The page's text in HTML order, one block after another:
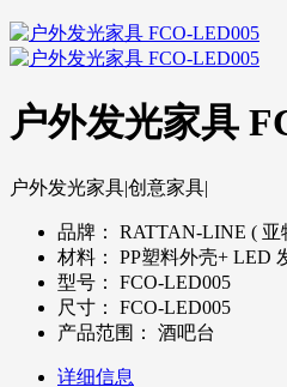
户外发光家具
户外发光家具|创意家具|
品牌：
RATTAN-LINE ( 亚
材料：
PP塑料外壳+ LED
型号：
FCO-LED005
尺寸：
FCO-LED005
产品范围：
酒吧台
详细信息